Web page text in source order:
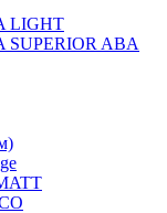
LIGHT
SUPERIOR ABA